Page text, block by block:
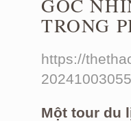
GÓC
TRONG
https://
Một tour du